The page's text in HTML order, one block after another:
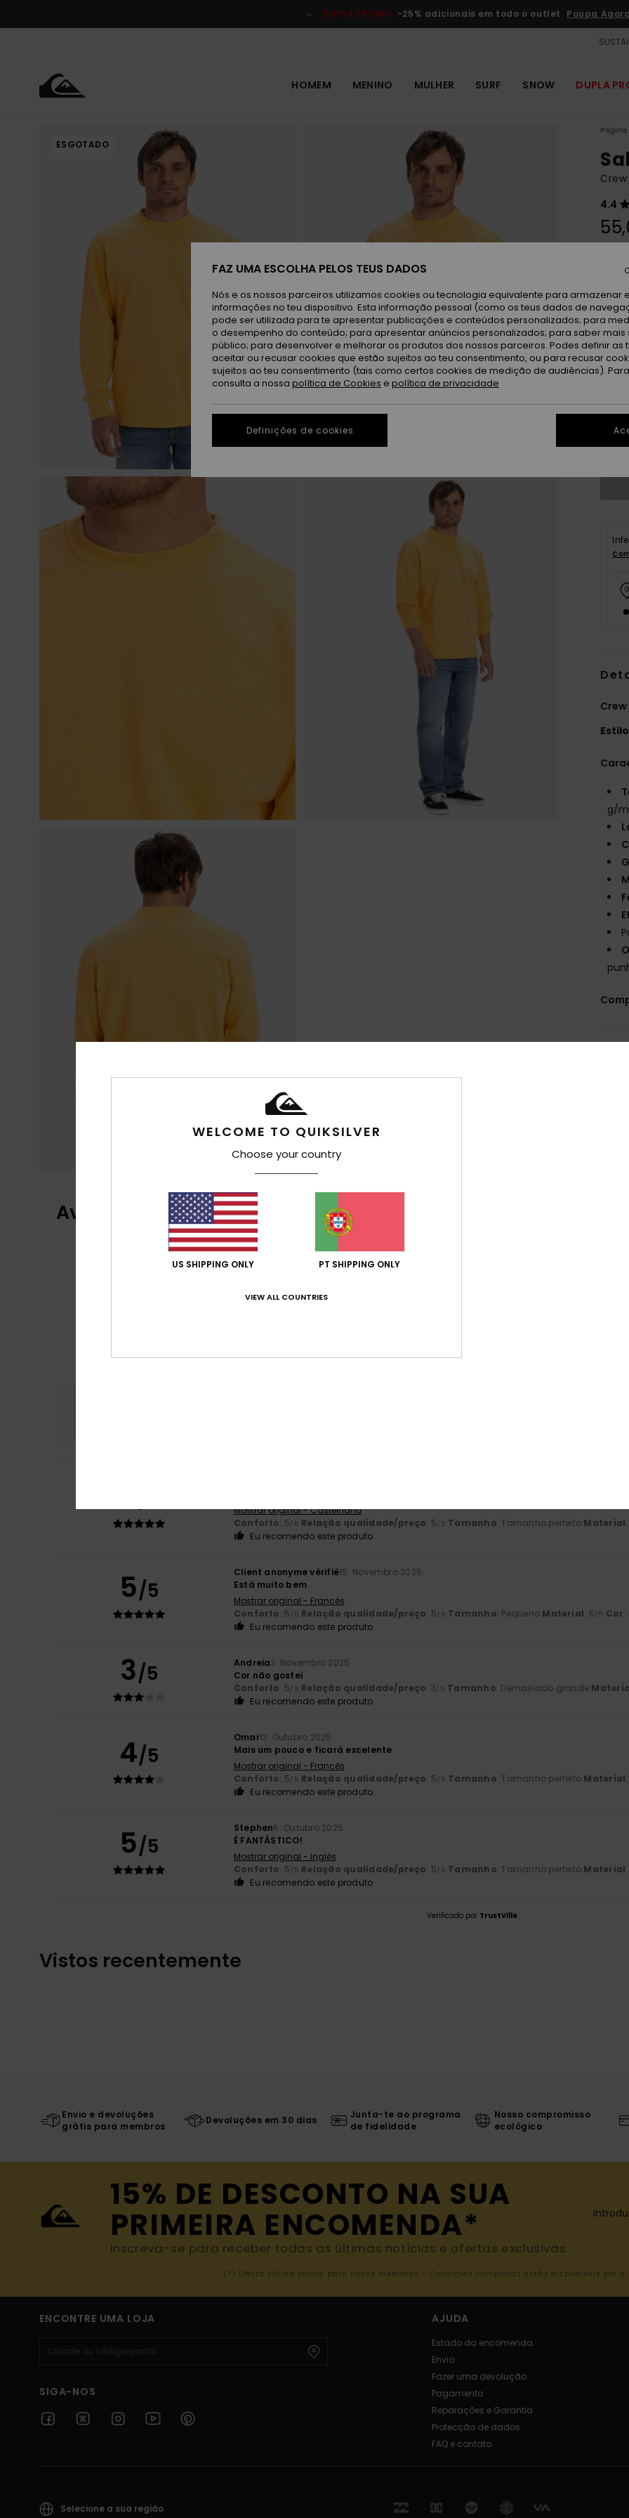
do
DUPLA PROMO -25% adicionais em todo o outlet Poupa Agora
HOMEM MENINO MULHER SURF SNOW DUPLA
ESGOTADO
Página
4.4
XS
Estilo
g/
Avaliações dos clientes
Mostrar original - Castelhano
Conforto: 5 /5 Relação qualidade/preço: 5 /5 Tamanho: Tamanho perfeito Material
Eu recomendo este produto
5/5
Client anonyme vérifié15. Novembro 2025
Está muito bem
Mostrar original - Francês
Conforto: 5 /5 Relação qualidade/preço: 5 /5 Tamanho: Pequeno Material: 5 /5 Cor:
Eu recomendo este produto
3/5 Andreia2. Novembro 2025
Cor não gostei
Conforto: 5 /5 Relação qualidade/preço: 3 /5 Tamanho: Demasiado grande
Eu recomendo este produto
4/5
Omar13. Outubro 2025
Mais um pouco e ficará excelente
Mostrar original - Francês
Conforto: 5 /5 Relação qualidade/preço: 5 /5 Tamanho: Tamanho perfeito Material
Eu recomendo este produto
5/5
Stephen6. Outubro 2025
É FANTÁSTICO!
Mostrar original - Inglês
Conforto: 5 /5 Relação qualidade/preço: 5 /5 Tamanho: Tamanho perfeito Material
Eu recomendo este produto
Verificado por TrustVille
Vistos recentemente
Envio e devoluções
grátis para membros
Devoluções em 30 dias
Junta-te ao programa
de fidelidade
Nosso compromisso
ecológico
15% DE DESCONTO NA SUA
PRIMEIRA ENCOMENDA*
Inscreva-se para receber todas as últimas notícias e ofertas exclusivas.
(*) Oferta válida online para novos membros - Condições completas estão disponíveis em
ENCONTRE UMA LOJA
SIGA-NOS
AJUDA
Estado da encomenda
Envio
Fazer uma devolução
Pagamento
Reparações e Garantia
Protecção de dados
FAQ e contato
Selecione a sua região
WELCOME TO QUIKSILVER
Choose your country
US SHIPPING ONLY PT SHIPPING ONLY
VIEW ALL COUNTRIES
FAZ UMA ESCOLHA PELOS TEUS DADOS
Nós e os nossos parceiros utilizamos cookies ou tecnologia equivalente para armazenar
informações no teu dispositivo. Esta informação pessoal (como os teus dados de
pode ser utilizada para te apresentar publicações e conteúdos personalizados; para
o desempenho do conteúdo; para apresentar anúncios personalizados; para saber mais
público; para desenvolver e melhorar os produtos dos nossos parceiros. Podes definir as
aceitar ou recusar cookies que estão sujeitos ao teu consentimento, ou para recusar
sujeitos ao teu consentimento (tais como certos cookies de medição de audiências).
consulta a nossa política de Cookies e política de privacidade
Definições de cookies